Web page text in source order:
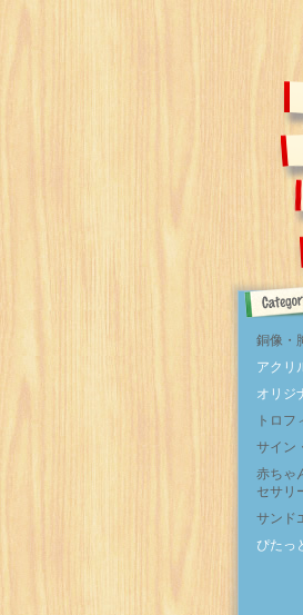
銅像・
アクリ
オリジ
トロフ
サイン
赤ちゃ
セサリ
サンド
ぴたっ